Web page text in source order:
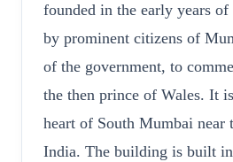
founded in the early years
by prominent citizens of
of the government, to
the then prince of Wales. It
heart of South Mumbai near
India. The building is built